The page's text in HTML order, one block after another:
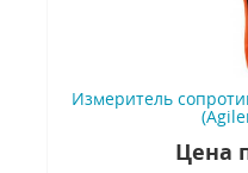
Измеритель
Цена